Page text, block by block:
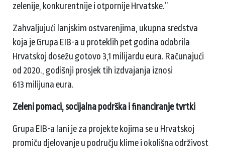
zelenije, konkurentnije i otpornije Hrvatske.”
Zahvaljujući lanjskim ostvarenjima, ukupna sredstva
koja je Grupa EIB-a u proteklih pet godina odobrila
Hrvatskoj dosežu gotovo 3,1 milijardu eura. Računajući
od 2020., godišnji prosjek tih izdvajanja iznosi
613 milijuna eura.
Zeleni pomaci, socijalna podrška i financiranje tvrtki
Grupa EIB-a lani je za projekte kojima se u Hrvatskoj
promiču djelovanje u području klime i okolišna održivost